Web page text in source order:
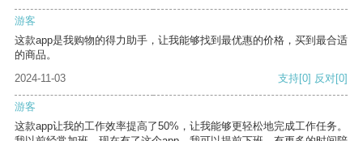
游客
这款app是我购物的得力助手，让我能够找到最优惠的价格，买到最合适
的商品。
2024-11-03
支持[0] 反对[0]
游客
这款app让我的工作效率提高了50%，让我能够更轻松地完成工作任务。